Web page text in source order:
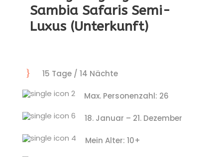
Sambia Safaris Semi-
Luxus (Unterkunft)
15 Tage / 14 Nächte
Max. Personenzahl: 26
18. Januar – 21. Dezember
Mein Alter: 10+